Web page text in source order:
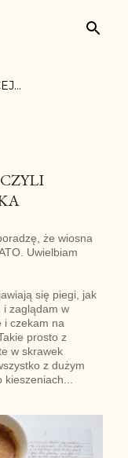
że wiosna
Uwielbiam
się piegi, jak
i zaglądam w
i czekam na
prosto z
w skrawek
z dużym